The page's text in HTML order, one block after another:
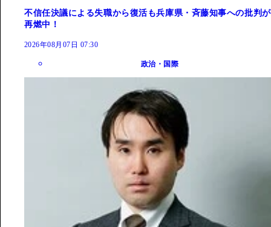
不信任決議による失職から復活も兵庫県・斉藤知事への批判が
再燃中！
2026年08月07日 07:30
政治・国際